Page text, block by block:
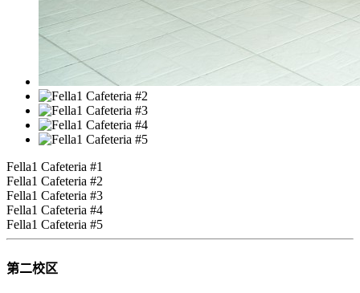
Fella1 Cafeteria #1
Fella1 Cafeteria #2
Fella1 Cafeteria #3
Fella1 Cafeteria #4
Fella1 Cafeteria #5
第二校区